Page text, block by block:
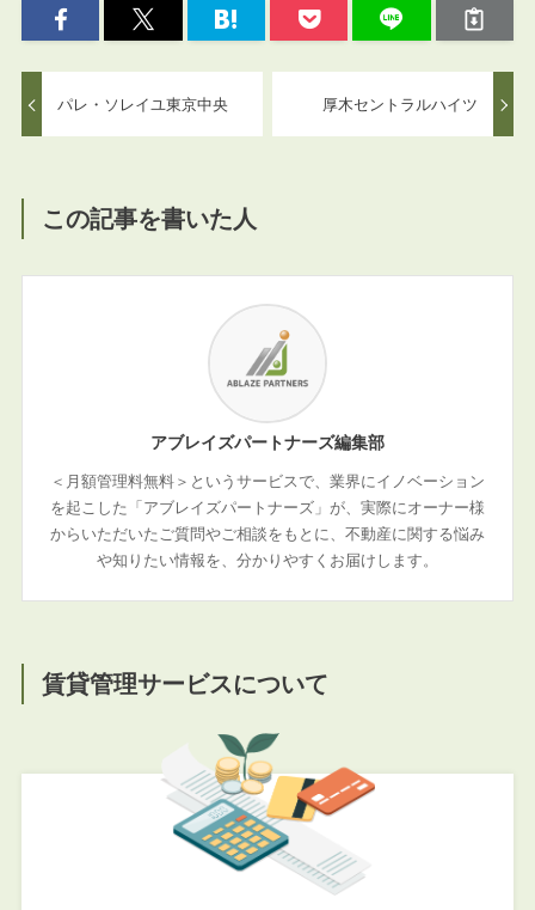
パレ・ソレイユ東京中央 厚木セントラルハイツ
この記事を書いた人
アブレイズパートナーズ編集部
＜月額管理料無料＞というサービスで、業界にイノベーション
を起こした「アブレイズパートナーズ」が、実際にオーナー様
からいただいたご質問やご相談をもとに、不動産に関する悩み
や知りたい情報を、分かりやすくお届けします。
賃貸管理サービスについて